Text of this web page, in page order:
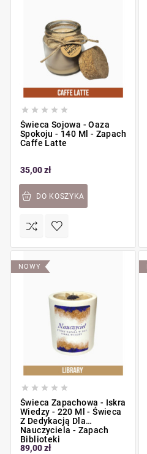
    
Świeca Sojowa - Oaza
Spokoju - 140 Ml - Zapach
Caffe Latte
35,00 zł
DO KOSZYKA
NOWY
    
Świeca Zapachowa - Iskra
Wiedzy - 220 Ml - Świeca
Z Dedykacją Dla
Nauczyciela - Zapach
Biblioteki
89,00 zł